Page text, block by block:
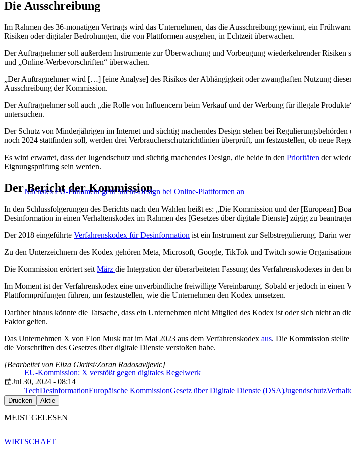
Die Ausschreibung
Im Rahmen des 36-monatigen Vertrags wird das Unternehmen, das die Ausschreibung gewinnt, ein
Risiken oder digitaler Bedrohungen, die von Plattformen ausgehen, in Echtzeit überwachen.
Der Auftragnehmer soll außerdem Instrumente zur Überwachung und Vorbeugung wiederkehrender
und „Online-Werbevorschriften“ überwachen.
„Der Auftragnehmer wird […] [eine Analyse] des Risikos der Abhängigkeit oder zwanghaften Nutzung
Ausschreibung der Kommission.
Der Auftragnehmer soll auch „die Rolle von Influencern beim Verkauf und der Werbung für illegale
untersuchen.
Der Schutz von Minderjährigen im Internet und süchtig machendes Design stehen bei
noch 2024 stattfinden soll, werden drei Verbraucherschutzrichtlinien überprüft, um festzustellen, ob neue
Es wird erwartet, dass der Jugendschutz und süchtig machendes Design, die beide in den Prioritäten der
Eignungsprüfung sein werden.
Nächstes EU-Parlament geht Sucht-Design bei Online-Plattformen an
Der Bericht der Kommission
In den Schlussfolgerungen des Berichts nach den Wahlen heißt es: „Die Kommission und der [European]
Desinformation in einen Verhaltenskodex im Rahmen des [Gesetzes über digitale Dienste] zügig zu
Der 2018 eingeführte Verfahrenskodex für Desinformation ist ein Instrument zur Selbstregulierung. Darin
Zu den Unterzeichnern des Kodex gehören Meta, Microsoft, Google, TikTok und Twitch sowie
Die Kommission erörtert seit März die Integration der überarbeiteten Fassung des Verfahrenskodexes in
Im Moment ist der Verfahrenskodex eine unverbindliche freiwillige Vereinbarung. Sobald er jedoch in
Plattformprüfungen führen, um festzustellen, wie die Unternehmen den Kodex umsetzen.
Darüber hinaus könnte die Tatsache, dass ein Unternehmen nicht Mitglied des Kodex ist oder sich nicht
Faktor gelten.
Das Unternehmen X von Elon Musk trat im Mai 2023 aus dem Verfahrenskodex aus. Die Kommission stellte
die Vorschriften des Gesetzes über digitale Dienste verstoßen habe.
EU-Kommission: X verstößt gegen digitales Regelwerk
[Bearbeitet von Eliza Gkritsi/Zoran Radosavljevic]
Jul 30, 2024 - 08:14
TechDesinformationEuropäische KommissionGesetz über Digitale Dienste (DSA)Jugendschutz
Drucken Aktie
MEIST GELESEN
WIRTSCHAFT